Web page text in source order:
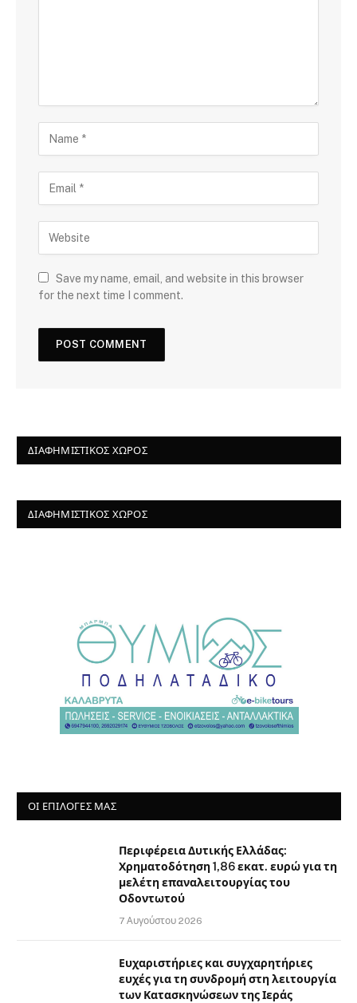
Save my name, email, and website in this browser
for the next time I comment.
ΔΙΑΦΗΜΙΣΤΙΚΌΣ ΧΏΡΟΣ
ΔΙΑΦΗΜΙΣΤΙΚΌΣ ΧΏΡΟΣ
ΟΙ ΕΠΙΛΟΓΈΣ ΜΑΣ
Περιφέρεια Δυτικής Ελλάδας:
Χρηματοδότηση 1,86 εκατ. ευρώ για τη
μελέτη επαναλειτουργίας του
Οδοντωτού
7 Αυγούστου 2026
Ευχαριστήριες και συγχαρητήριες
ευχές για τη συνδρομή στη λειτουργία
των Κατασκηνώσεων της Ιεράς